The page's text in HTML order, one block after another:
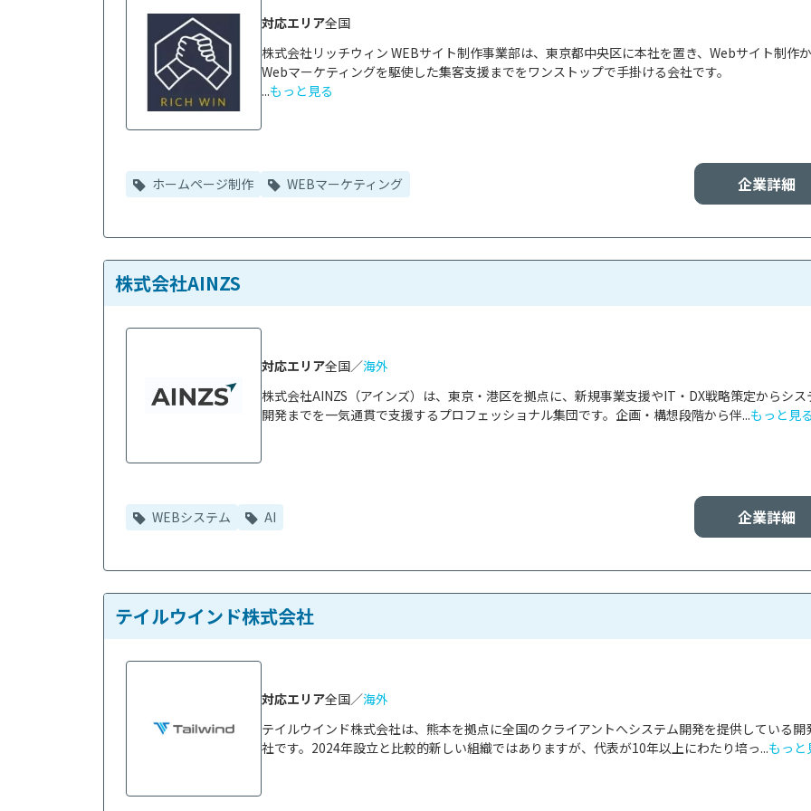
株式会社リッチウィン WEBサイト制作事業部は、東京都中央区に本社を置き、Webサイト制作
Webマーケティングを駆使した集客支援までをワンストップで手掛ける会社です。
...もっと見る
対応エリア全国
企業詳細
ホームページ制作 WEBマーケティング
株式会社AINZS
株式会社AINZS（アインズ）は、東京・港区を拠点に、新規事業支援やIT・DX戦略策定からシス
開発までを一気通貫で支援するプロフェッショナル集団です。企画・構想段階から伴...もっと見る
対応エリア全国／海外
企業詳細
WEBシステム AI
テイルウインド株式会社
テイルウインド株式会社は、熊本を拠点に全国のクライアントへシステム開発を提供している開
社です。2024年設立と比較的新しい組織ではありますが、代表が10年以上にわたり培っ...もっと
対応エリア全国／海外